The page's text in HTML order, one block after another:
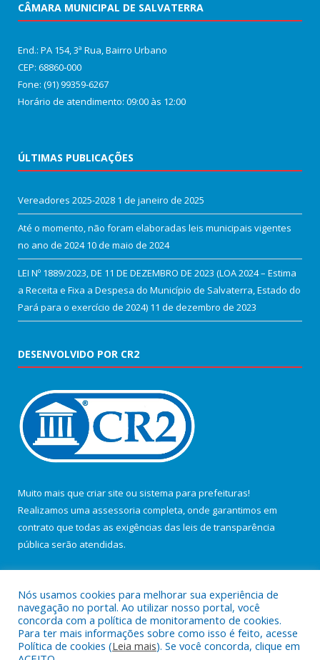
CÂMARA MUNICIPAL DE SALVATERRA
End.: PA 154, 3ª Rua, Bairro Urbano
CEP: 68860‑000
Fone: (91) 99359-6267
Horário de atendimento: 09:00 às 12:00
ÚLTIMAS PUBLICAÇÕES
Vereadores 2025-2028 1 de janeiro de 2025
Até o momento, não foram elaboradas leis municipais vigentes
no ano de 2024 10 de maio de 2024
LEI Nº 1889/2023, DE 11 DE DEZEMBRO DE 2023 (LOA 2024 – Estima
a Receita e Fixa a Despesa do Município de Salvaterra, Estado do
Pará para o exercício de 2024) 11 de dezembro de 2023
DESENVOLVIDO POR CR2
Muito mais que criar site ou sistema para prefeituras!
Realizamos uma assessoria completa, onde garantimos em
contrato que todas as exigências das leis de transparência
pública serão atendidas.
Todos os direitos reservados a Câmara Municipal de Salvaterra.
Nós usamos cookies para melhorar sua experiência de
navegação no portal. Ao utilizar nosso portal, você
concorda com a política de monitoramento de cookies.
Para ter mais informações sobre como isso é feito, acesse
Política de cookies (Leia mais). Se você concorda, clique em